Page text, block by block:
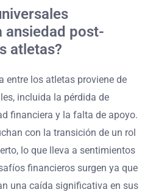
ansiedad post-
atletas?
entre los atletas proviene de
incluida la pérdida de
financiera y la falta de apoyo.
con la transición de un rol
lo que lleva a sentimientos
financieros surgen ya que
una caída significativa en sus